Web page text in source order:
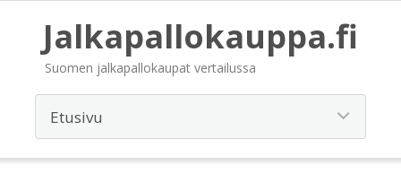
Jalkapallokauppa.fi
Suomen jalkapallokaupat vertailussa